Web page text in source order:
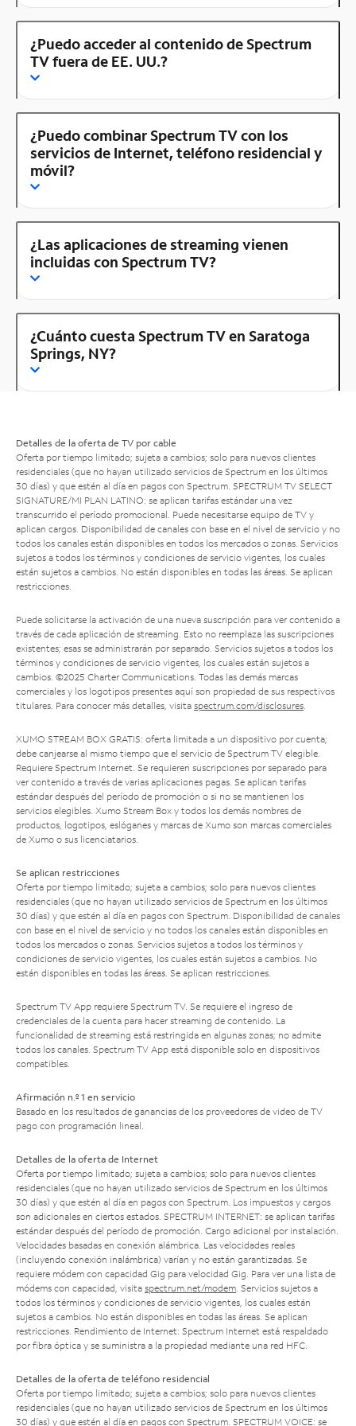
¿Puedo acceder al contenido de Spectrum
TV fuera de EE. UU.?
¿Puedo combinar Spectrum TV con los
servicios de Internet, teléfono residencial y
móvil?
¿Las aplicaciones de streaming vienen
incluidas con Spectrum TV?
¿Cuánto cuesta Spectrum TV en Saratoga
Springs, NY?
Detalles de la oferta de TV por cable
Oferta por tiempo limitado; sujeta a cambios; solo para nuevos clientes
residenciales (que no hayan utilizado servicios de Spectrum en los últimos
30 días) y que estén al día en pagos con Spectrum. SPECTRUM TV SELECT
SIGNATURE/MI PLAN LATINO: se aplican tarifas estándar una vez
transcurrido el período promocional. Puede necesitarse equipo de TV y
aplican cargos. Disponibilidad de canales con base en el nivel de servicio y no
todos los canales están disponibles en todos los mercados o zonas. Servicios
sujetos a todos los términos y condiciones de servicio vigentes, los cuales
están sujetos a cambios. No están disponibles en todas las áreas. Se aplican
restricciones.
Puede solicitarse la activación de una nueva suscripción para ver contenido a
través de cada aplicación de streaming. Esto no reemplaza las suscripciones
existentes; esas se administrarán por separado. Servicios sujetos a todos los
términos y condiciones de servicio vigentes, los cuales están sujetos a
cambios. ©2025 Charter Communications. Todas las demás marcas
comerciales y los logotipos presentes aquí son propiedad de sus respectivos
titulares. Para conocer más detalles, visita spectrum.com/disclosures.
XUMO STREAM BOX GRATIS: oferta limitada a un dispositivo por cuenta;
debe canjearse al mismo tiempo que el servicio de Spectrum TV elegible.
Requiere Spectrum Internet. Se requieren suscripciones por separado para
ver contenido a través de varias aplicaciones pagas. Se aplican tarifas
estándar después del período de promoción o si no se mantienen los
servicios elegibles. Xumo Stream Box y todos los demás nombres de
productos, logotipos, eslóganes y marcas de Xumo son marcas comerciales
de Xumo o sus licenciatarios.
Se aplican restricciones
Oferta por tiempo limitado; sujeta a cambios; solo para nuevos clientes
residenciales (que no hayan utilizado servicios de Spectrum en los últimos
30 días) y que estén al día en pagos con Spectrum. Disponibilidad de canales
con base en el nivel de servicio y no todos los canales están disponibles en
todos los mercados o zonas. Servicios sujetos a todos los términos y
condiciones de servicio vigentes, los cuales están sujetos a cambios. No
están disponibles en todas las áreas. Se aplican restricciones.
Spectrum TV App requiere Spectrum TV. Se requiere el ingreso de
credenciales de la cuenta para hacer streaming de contenido. La
funcionalidad de streaming está restringida en algunas zonas; no admite
todos los canales. Spectrum TV App está disponible solo en dispositivos
compatibles.
Afirmación n.º 1 en servicio
Basado en los resultados de ganancias de los proveedores de video de TV
pago con programación lineal.
Detalles de la oferta de Internet
Oferta por tiempo limitado; sujeta a cambios; solo para nuevos clientes
residenciales (que no hayan utilizado servicios de Spectrum en los últimos
30 días) y que estén al día en pagos con Spectrum. Los impuestos y cargos
son adicionales en ciertos estados. SPECTRUM INTERNET: se aplican tarifas
estándar después del período de promoción. Cargo adicional por instalación.
Velocidades basadas en conexión alámbrica. Las velocidades reales
(incluyendo conexión inalámbrica) varían y no están garantizadas. Se
requiere módem con capacidad Gig para velocidad Gig. Para ver una lista de
módems con capacidad, visita spectrum.net/modem. Servicios sujetos a
todos los términos y condiciones de servicio vigentes, los cuales están
sujetos a cambios. No están disponibles en todas las áreas. Se aplican
restricciones. Rendimiento de Internet: Spectrum Internet está respaldado
por fibra óptica y se suministra a la propiedad mediante una red HFC.
Detalles de la oferta de teléfono residencial
Oferta por tiempo limitado; sujeta a cambios; solo para nuevos clientes
residenciales (que no hayan utilizado servicios de Spectrum en los últimos
30 días) y que estén al día en pagos con Spectrum. SPECTRUM VOICE: se